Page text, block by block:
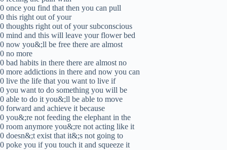
0 once you find that then you can pull
0 this right out of your
0 thoughts right out of your subconscious
0 mind and this will leave your flower bed
0 now you&;ll be free there are almost
0 no more
0 bad habits in there there are almost no
0 more addictions in there and now you can
0 live the life that you want to live if
0 you want to do something you will be
0 able to do it you&;ll be able to move
0 forward and achieve it because
0 you&;re not feeding the elephant in the
0 room anymore you&;re not acting like it
0 doesn&;t exist that it&;s not going to
0 poke you if you touch it and squeeze it